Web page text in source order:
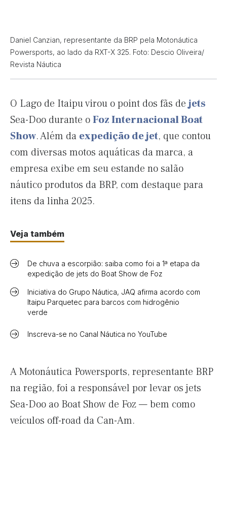
Daniel Canzian, representante da BRP pela Motonáutica
Powersports, ao lado da RXT-X 325. Foto: Descio Oliveira/
Revista Náutica
O Lago de Itaipu virou o point dos fãs dejets
Sea-Doo durante oFoz Internacional Boat
Show. Além da expedição de jet, que contou
com diversas motos aquáticas da marca, a
empresa exibe em seu estande no salão
náutico produtos da BRP, com destaque para
itens da linha 2025.
Veja também
De chuva a escorpião: saiba como foi a 1ª etapa da
expedição de jets do Boat Show de Foz
Iniciativa do Grupo Náutica, JAQ afirma acordo com
Itaipu Parquetec para barcos com hidrogênio
verde
Inscreva-se no Canal Náutica no YouTube
A Motonáutica Powersports, representante BRP
na região, foi a responsável por levar os jets
Sea-Doo ao Boat Show de Foz — bem como
veículos off-road da Can-Am.